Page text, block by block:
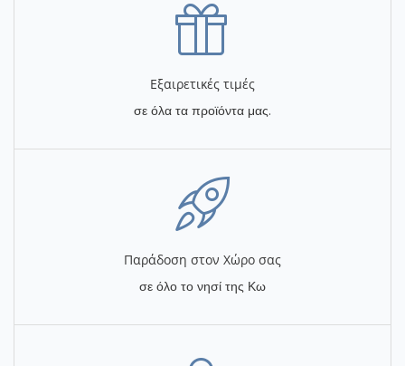
Εξαιρετικές τιμές
σε όλα τα προϊόντα μας.
Παράδοση στον Χώρο σας
σε όλο το νησί της Κω